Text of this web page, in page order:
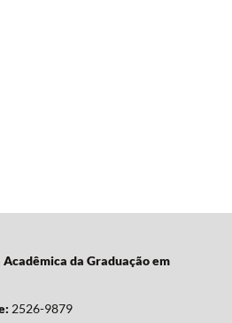
da Graduação em
2526-9879